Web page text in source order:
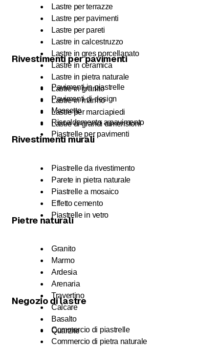
Lastre per terrazze
Lastre per pavimenti
Lastre per pareti
Lastre in calcestruzzo
Lastre in gres porcellanato
Lastre in ceramica
Lastre in pietra naturale
Lastre in granito
Lastre in marmo
Lastre per marciapiedi
Lastre di grandi dimensioni
Rivestimenti per pavimenti
Pavimenti in piastrelle
Pavimenti di design
Massetto
Riscaldamento a pavimento
Piastrelle per pavimenti
Rivestimenti murali
Piastrelle da rivestimento
Parete in pietra naturale
Piastrelle a mosaico
Effetto cemento
Piastrelle in vetro
Pietre naturali
Granito
Marmo
Ardesia
Arenaria
Travertino
Calcare
Basalto
Quarzite
Negozio di lastre
Commercio di piastrelle
Commercio di pietra naturale